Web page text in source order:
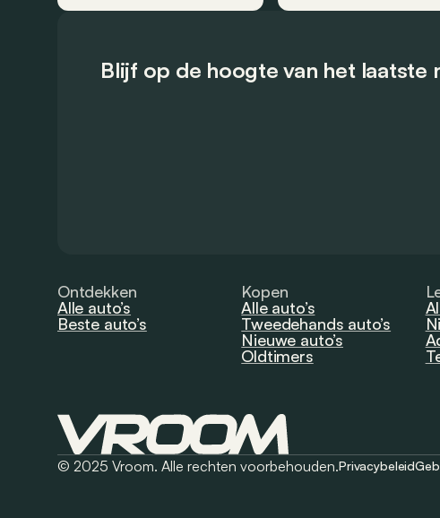
Blijf op de hoogte van het laatste
Ontdekken
Alle auto’s
Beste auto’s
Kopen
Alle auto’s
Tweedehands auto’s
Nieuwe auto’s
Oldtimers
© 2025 Vroom. Alle rechten voorbehouden.Privacybeleid